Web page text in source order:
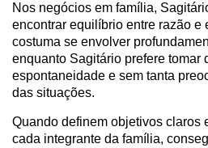
Nos negócios em família,
encontrar equilíbrio entre razão e
costuma se envolver
enquanto Sagitário prefere tomar
espontaneidade e sem tanta
das situações.
Quando definem objetivos claros
cada integrante da família,